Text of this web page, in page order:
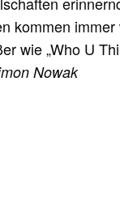
kommen
wie „Who U
Nowak